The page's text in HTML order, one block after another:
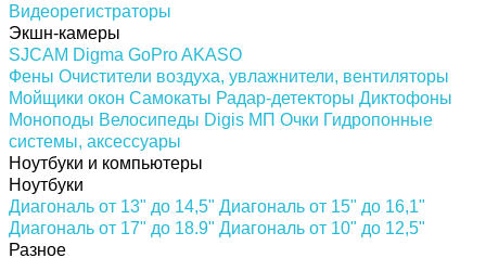
Видеорегистраторы
Экшн-камеры
SJCAM Digma GoProAKASO
Фены Очистители воздуха, увлажнители, вентиляторы
Мойщики окон Самокаты Радар-детекторы Диктофоны
Моноподы Велосипеды Digis МП Очки Гидропонные
системы, аксессуары
Ноутбуки и компьютеры
Ноутбуки
Диагональ от 13" до 14,5" Диагональ от 15" до 16,1"
Диагональ от 17" до 18.9" Диагональ от 10" до 12,5"
Разное